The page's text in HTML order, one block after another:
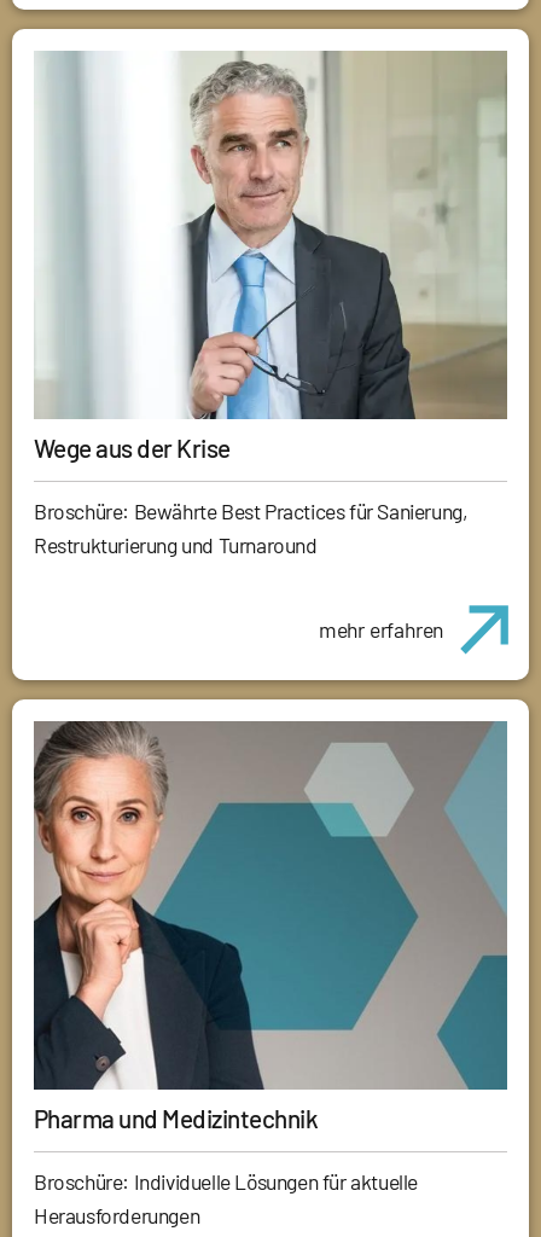
Wege aus der Krise
Broschüre: Bewährte Best Practices für Sanierung,
Restrukturierung und Turnaround
mehr erfahren
Pharma und Medizintechnik
Broschüre: Individuelle Lösungen für aktuelle
Herausforderungen